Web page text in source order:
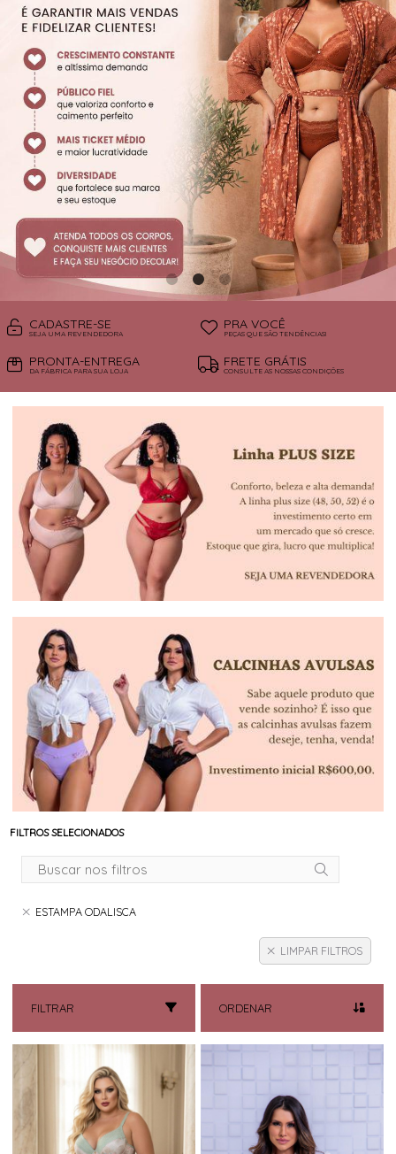
SUTIÃS
CADASTRE-SE
SEJA UMA REVENDEDORA
PRA VOCÊ
PEÇAS QUE SÃO TENDÊNCIAS!
PRONTA-ENTREGA
DA FÁBRICA PARA SUA LOJA
FRETE GRÁTIS
CONSULTE AS NOSSAS CONDIÇÕES
FILTROS SELECIONADOS
ESTAMPA ODALISCA
LIMPAR FILTROS
FILTRAR ORDENAR